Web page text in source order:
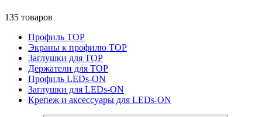
135 товаров
Профиль TOP
Экраны к профилю TOP
Заглушки для TOP
Держатели для TOP
Профиль LEDs-ON
Заглушки для LEDs-ON
Крепеж и аксессуары для LEDs-ON